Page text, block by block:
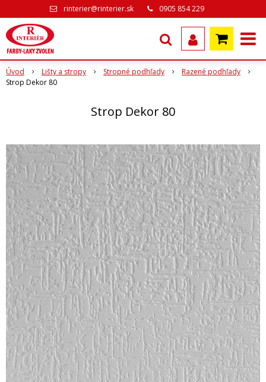
rinterier@rinterier.sk 0905 854 229
Úvod Lišty a stropy Stropné podhľady
Razené podhľady
Strop Dekor 80
Strop Dekor 80